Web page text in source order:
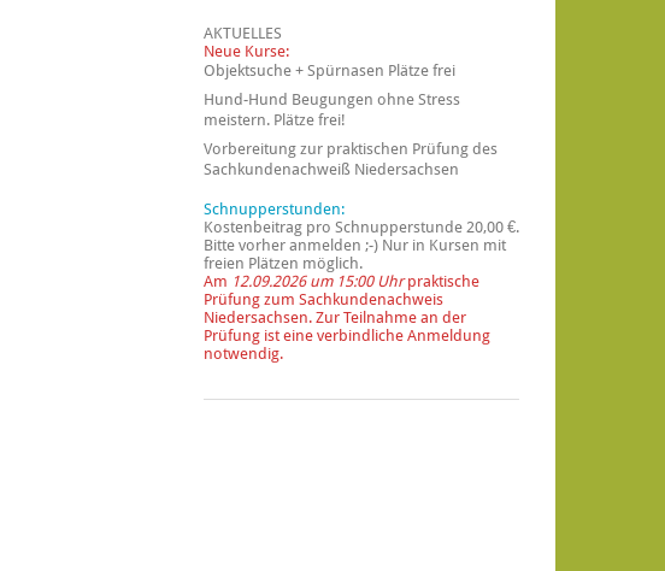
AKTUELLES
Neue Kurse:
Objektsuche + Spürnasen Plätze frei
Hund-Hund Beugungen ohne Stress
meistern. Plätze frei!
Vorbereitung zur praktischen Prüfung des
Sachkundenachweiß Niedersachsen
Schnupperstunden:
Kostenbeitrag pro Schnupperstunde 20,00 €.
Bitte vorher anmelden ;-) Nur in Kursen mit
freien Plätzen möglich.
Am 12.09.2026 um 15:00 Uhrpraktische
Prüfung zum Sachkundenachweis
Niedersachsen. Zur Teilnahme an der
Prüfung ist eine verbindliche Anmeldung
notwendig.